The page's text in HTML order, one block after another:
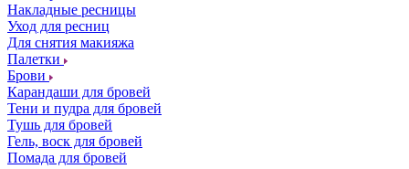
Накладные ресницы
Уход для ресниц
Для снятия макияжа
Палетки
Брови
Карандаши для бровей
Тени и пудра для бровей
Тушь для бровей
Гель, воск для бровей
Помада для бровей